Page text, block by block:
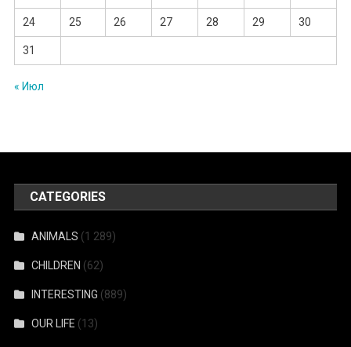
24 25 26 27 28 29 30
31
« Июл
CATEGORIES
ANIMALS (1 289)
CHILDREN (62)
INTERESTING (889)
OUR LIFE (13)